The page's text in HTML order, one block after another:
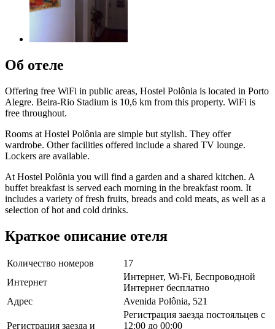
Об отеле
Offering free WiFi in public areas, Hostel Polônia is located in Porto
Alegre. Beira-Rio Stadium is 10,6 km from this property. WiFi is
free throughout.
Rooms at Hostel Polônia are simple but stylish. They offer
wardrobe. Other facilities offered include a shared TV lounge.
Lockers are available.
At Hostel Polônia you will find a garden and a shared kitchen. A
buffet breakfast is served each morning in the breakfast room. It
includes a variety of fresh fruits, breads and cold meats, as well as a
selection of hot and cold drinks.
Краткое описание отеля
Количество номеров
17
Интернет
Интернет, Wi-Fi, Беспроводной
Интернет бесплатно
Адрес
Avenida Polônia, 521
Регистрация заезда и
Регистрация заезда постояльцев с
12:00 до 00:00